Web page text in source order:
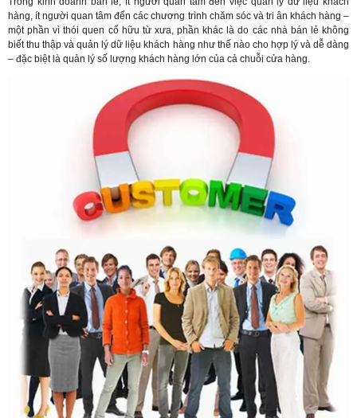
hàng, ít người quan tâm đến các chương trình chăm sóc và tri ân khách hàng –
một phần vì thói quen cố hữu từ xưa, phần khác là do các nhà bán lẻ không
biết thu thập và quản lý dữ liệu khách hàng như thế nào cho hợp lý và dễ dàng
– đặc biệt là quản lý số lượng khách hàng lớn của cả chuỗi cửa hàng.